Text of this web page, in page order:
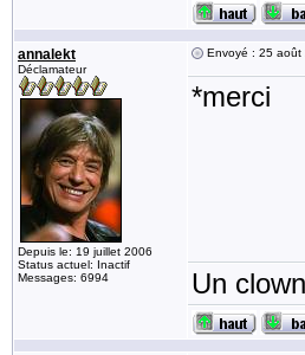
annalekt
Déclamateur
Depuis le: 19 juillet 2006
Status actuel: Inactif
Messages: 6994
Envoyé : 25 août
*merci
Un